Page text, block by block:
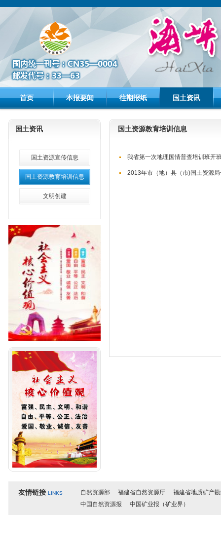
首页 本报要闻 往期报纸 国土资讯
国土资讯
国土资源宣传信息
国土资源教育培训信息
文明创建
国土资源教育培训信息
我省第一次地理国情普查培训班开
2013年市（地）县（市)国土资源
友情链接 LINKS 自然资源部 福建省自然资源厅
福建省地质矿产
中国自然资源报
中国矿业报（矿业界）